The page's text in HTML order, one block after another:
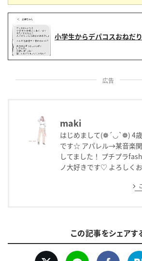
小学生からデパコスおねだ
広告
maki
はじめまして(❁´◡`❁) 4
です☆ アパレル→某音楽
してました！ プチプラ
ノ大好きです♡ よろしく
この記事をシェアす